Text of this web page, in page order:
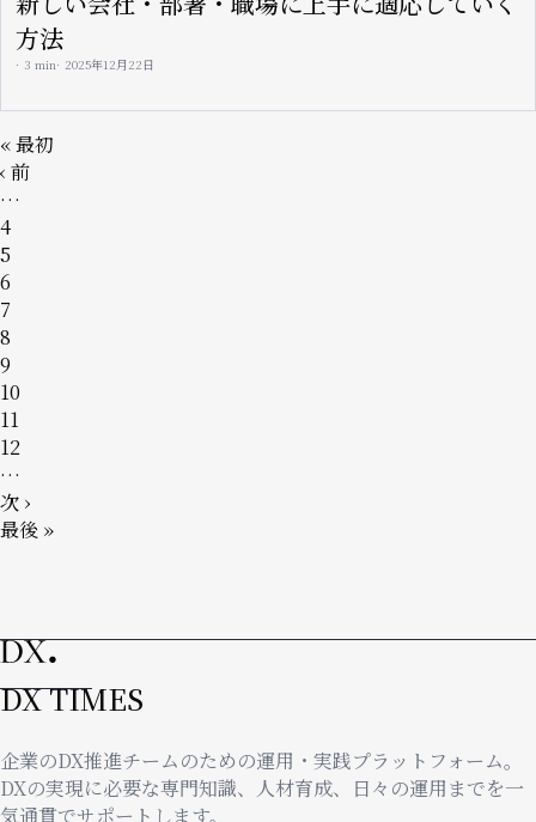
方法
3 min 2025年12月22日
ペ
ー
ジ
送
り
先
頭
ペ
ー
ジ
« 最初
前
ペ
ー
ジ
‹ 前
…
ペ
ー
ジ
4
ペ
ー
ジ
5
ペ
ー
ジ
6
ペ
ー
ジ
7
ペ
ー
ジ
8
ペ
ー
ジ
9
ペ
ー
ジ
10
ペ
ー
ジ
11
ペ
ー
ジ
12
…
次
ペ
次 ›
最
ジ
最後 »
DX TIMES
企業のDX推進チームのための運用・実践プラットフォーム。
DXの実現に必要な専門知識、人材育成、日々の運用までを一
気通貫でサポートします。